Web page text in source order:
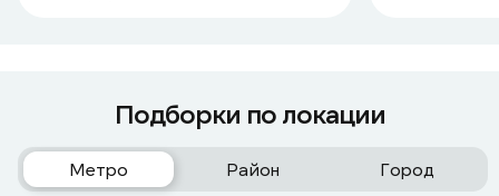
Подборки по локации
Метро Район Город